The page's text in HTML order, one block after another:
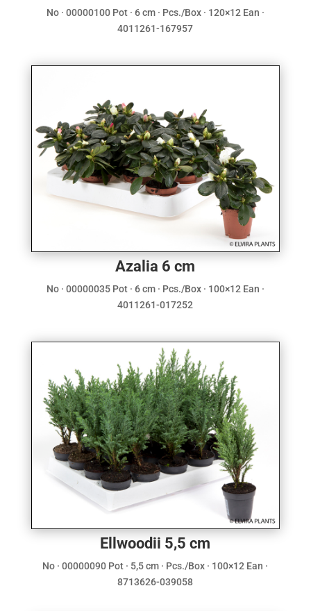
No · 00000100 Pot · 6 cm · Pcs./Box · 120×12 Ean ·
4011261-167957
Azalia 6 cm
No · 00000035 Pot · 6 cm · Pcs./Box · 100×12 Ean ·
4011261-017252
Ellwoodii 5,5 cm
No · 00000090 Pot · 5,5 cm · Pcs./Box · 100×12 Ean ·
8713626-039058